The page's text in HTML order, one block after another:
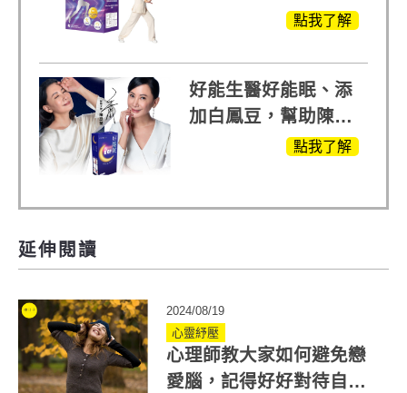
醣)關鍵配方，厲害其
點我了解
好能生醫好能眠、添
加白鳳豆，幫助陳亞
蘭入睡的力量點我了解
延伸閱讀
2024/08/19
心靈紓壓
心理師教大家如何避免戀
愛腦，記得好好對待自